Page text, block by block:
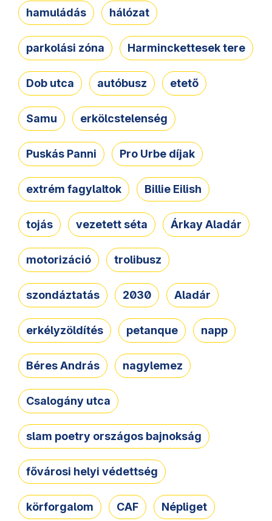
hamuládás hálózat
parkolási zóna Harminckettesek tere
Dob utca autóbusz etető
Samu erkölcstelenség
Puskás Panni Pro Urbe díjak
extrém fagylaltok Billie Eilish
tojás vezetett séta Árkay Aladár
motorizáció trolibusz
szondáztatás 2030 Aladár
erkélyzöldítés petanque napp
Béres András nagylemez
Csalogány utca
slam poetry országos bajnokság
fővárosi helyi védettség
körforgalom CAF Népliget